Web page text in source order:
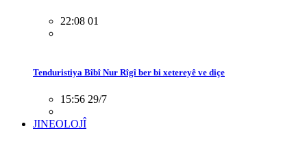
22:08 01
Tenduristiya Bîbî Nur Rîgî ber bi xetereyê ve diçe
15:56 29/7
JINEOLOJÎ